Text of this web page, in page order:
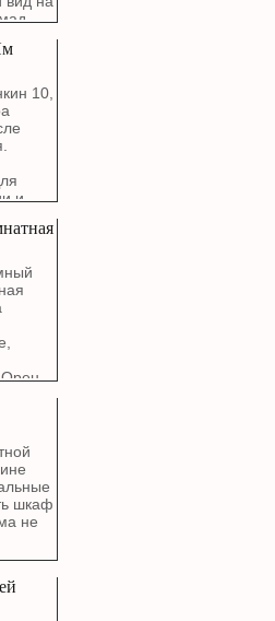
не
10,
и
Орен.
шкаф
не